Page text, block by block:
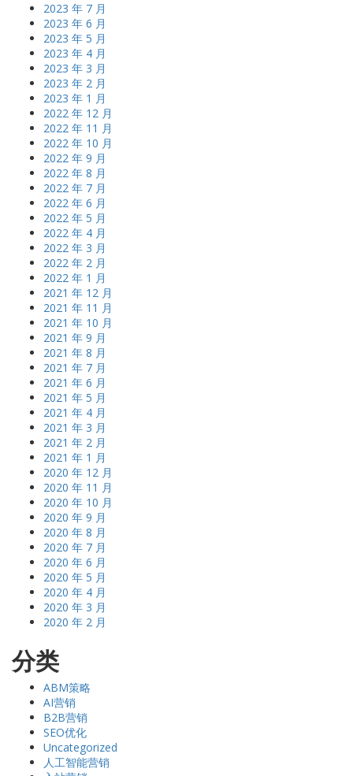
2023 年 7 月
2023 年 6 月
2023 年 5 月
2023 年 4 月
2023 年 3 月
2023 年 2 月
2023 年 1 月
2022 年 12 月
2022 年 11 月
2022 年 10 月
2022 年 9 月
2022 年 8 月
2022 年 7 月
2022 年 6 月
2022 年 5 月
2022 年 4 月
2022 年 3 月
2022 年 2 月
2022 年 1 月
2021 年 12 月
2021 年 11 月
2021 年 10 月
2021 年 9 月
2021 年 8 月
2021 年 7 月
2021 年 6 月
2021 年 5 月
2021 年 4 月
2021 年 3 月
2021 年 2 月
2021 年 1 月
2020 年 12 月
2020 年 11 月
2020 年 10 月
2020 年 9 月
2020 年 8 月
2020 年 7 月
2020 年 6 月
2020 年 5 月
2020 年 4 月
2020 年 3 月
2020 年 2 月
分类
ABM策略
AI营销
B2B营销
SEO优化
Uncategorized
人工智能营销